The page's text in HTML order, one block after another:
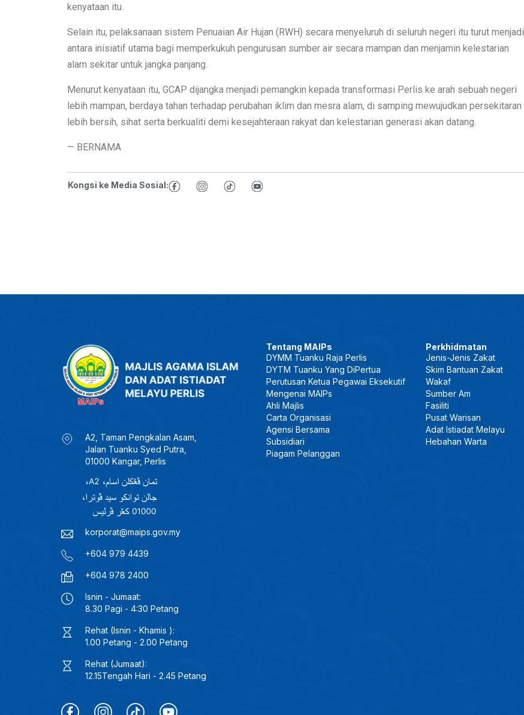
kenyataan itu.
Selain itu, pelaksanaan sistem Penuaian Air Hujan (RWH) secara menyeluruh di seluruh negeri itu turut menjadi
antara inisiatif utama bagi memperkukuh pengurusan sumber air secara mampan dan menjamin kelestarian
alam sekitar untuk jangka panjang.
Menurut kenyataan itu, GCAP dijangka menjadi pemangkin kepada transformasi Perlis ke arah sebuah negeri
lebih mampan, berdaya tahan terhadap perubahan iklim dan mesra alam, di samping mewujudkan persekitaran
lebih bersih, sihat serta berkualiti demi kesejahteraan rakyat dan kelestarian generasi akan datang.
— BERNAMA
Kongsi ke Media Sosial:
A2, Taman Pengkalan Asam,
Jalan Tuanku Syed Putra,
01000 Kangar, Perlis
korporat@maips.gov.my
+604 979 4439
+604 978 2400
Isnin - Jumaat:
8.30 Pagi - 4:30 Petang
Rehat (Isnin - Khamis ):
1.00 Petang - 2.00 Petang
Rehat (Jumaat):
12.15Tengah Hari - 2.45 Petang
Tentang MAIPs
DYMM Tuanku Raja Perlis
DYTM Tuanku Yang DiPertua
Perutusan Ketua Pegawai Eksekutif
Mengenai MAIPs
Ahli Majlis
Carta Organisasi
Agensi Bersama
Subsidiari
Piagam Pelanggan
Perkhidmatan
Jenis-Jenis Zakat
Skim Bantuan Zakat
Wakaf
Sumber Am
Fasiliti
Pusat Warisan
Adat Istiadat Melayu
Hebahan Warta